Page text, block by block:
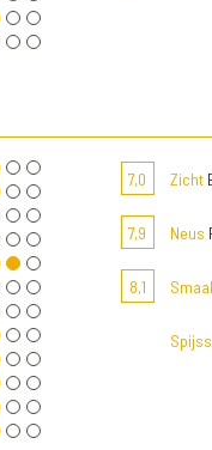
7,0 Zicht
7,9 Neus
8,1